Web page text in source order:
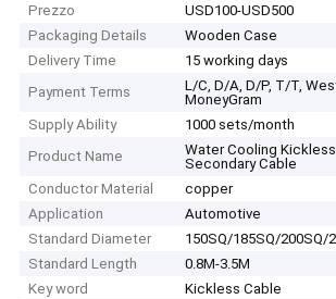
Prezzo
USD100-USD500
Packaging Details
Wooden Case
Delivery Time
15 working days
Payment Terms
L/C, D/A, D/P, T/T,
MoneyGram
Supply Ability
1000 sets/month
Product Name
Water Cooling
Secondary Cable
Conductor Material
copper
Application
Automotive
Standard Diameter
150SQ/185SQ/200SQ/
Standard Length
0.8M-3.5M
Key word
Kickless Cable